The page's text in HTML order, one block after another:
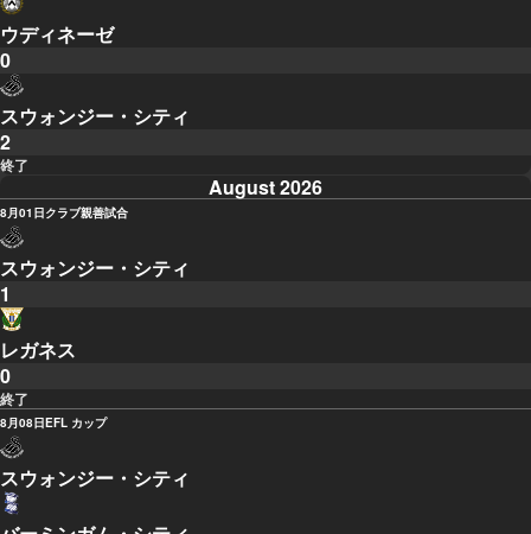
ウディネーゼ
0
スウォンジー・シティ
2
終了
August 2026
8月01日クラブ親善試合
スウォンジー・シティ
1
レガネス
0
終了
8月08日EFL カップ
スウォンジー・シティ